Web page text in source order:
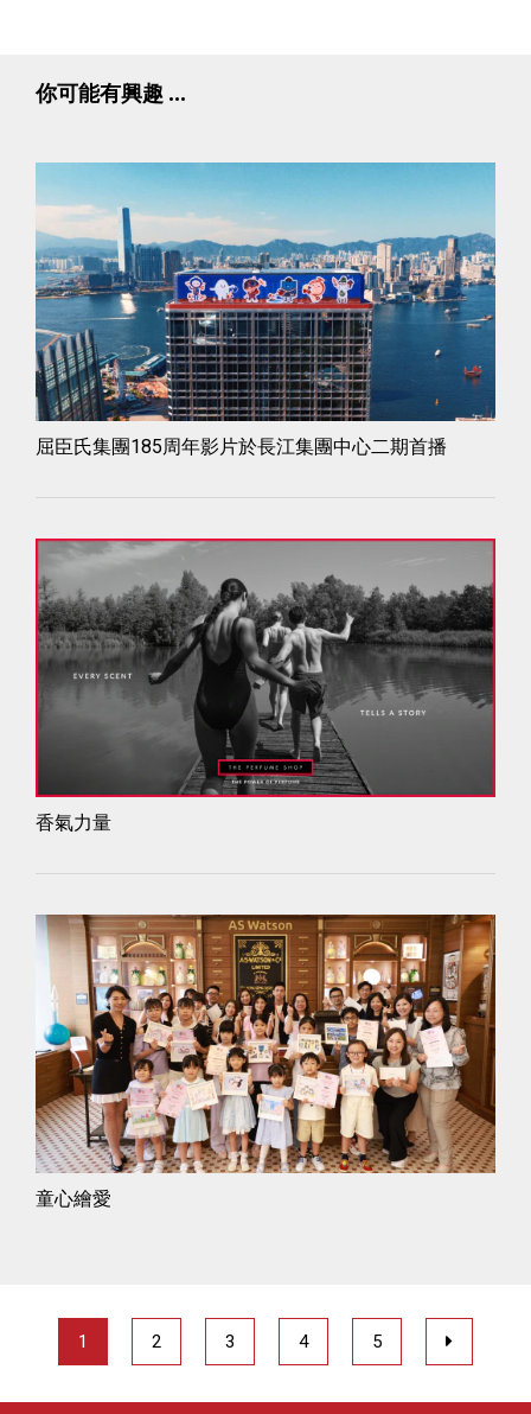
你可能有興趣 ...
屈臣氏集團185周年影片於長江集團中心二期首播
香氣力量
童心繪愛
1 2 3 4 5